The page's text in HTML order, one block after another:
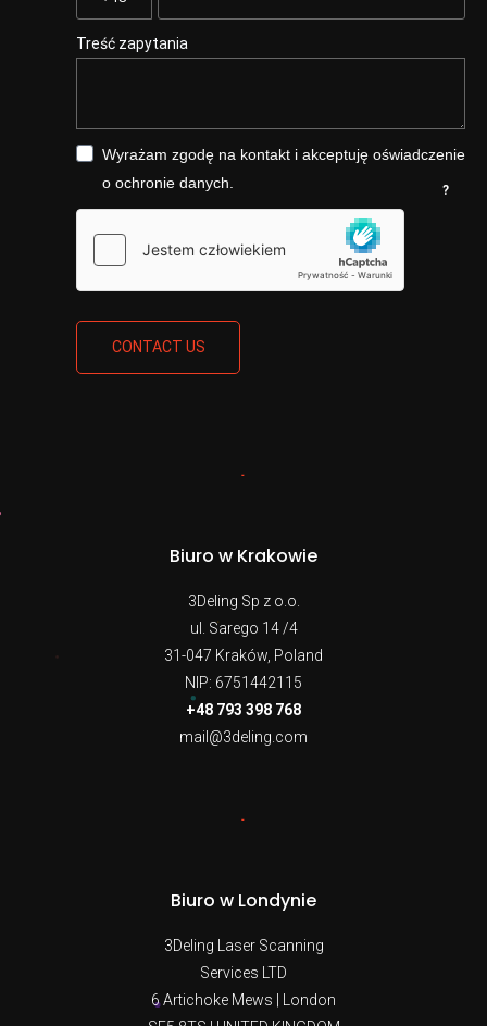
Treść zapytania
Wyrażam zgodę na kontakt i akceptuję oświadczenie
o ochronie danych.
?
CONTACT US
Biuro w Krakowie
3Deling Sp z o.o.
ul. Sarego 14 /4
31-047 Kraków, Poland
NIP: 6751442115
+48 793 398 768
mail@3deling.com
Biuro w Londynie
3Deling Laser Scanning
Services LTD
6 Artichoke Mews | London